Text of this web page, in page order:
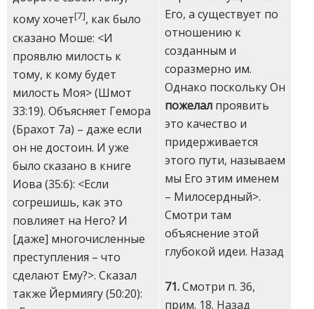
кому хочет[7], как было
сказано Моше: <И
проявлю милость к
тому, к кому будет
милость Моя> (Шмот
33:19). Объясняет Гемора
(Брахот 7а) – даже если
он не достоин. И уже
было сказано в книге
Иова (35:6): <Если
согрешишь, как это
повлияет на Него? И
[даже] многочисленные
преступления – что
сделают Ему?>. Сказал
также Йермиягу (50:20):
Его, а существует по
отношению к
созданным и
соразмерно им.
Однако поскольку Он
пожелал проявить
это качество и
придерживается
этого пути, называем
мы Его этим именем
– Милосердный>.
Смотри там
объяснение этой
глубокой идеи. Назад
71.Смотри п. 36,
прим. 18. Назад